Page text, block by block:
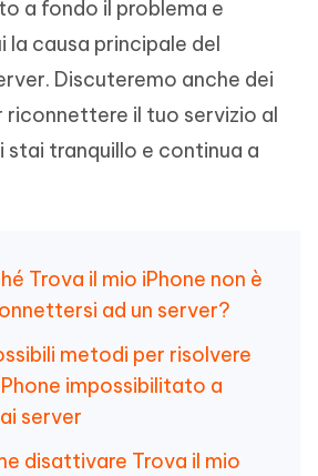
a fondo il problema e
la causa principale del
Discuteremo anche dei
riconnettere il tuo servizio al
stai tranquillo e continua a
Trova il mio iPhone non è
ad un server?
metodi per risolvere
impossibilitato a
server
disattivare Trova il mio